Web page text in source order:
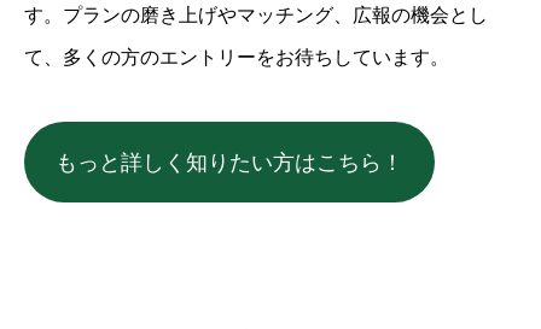
す。プランの磨き上げやマッチング、広報の機会とし
て、多くの方のエントリーをお待ちしています。
もっと詳しく知りたい方はこちら！